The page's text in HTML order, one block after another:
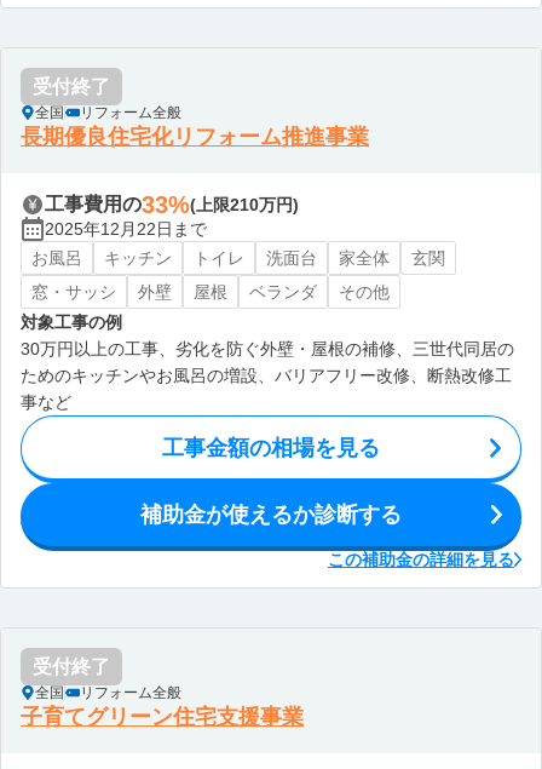
受付終了
全国 リフォーム全般
長期優良住宅化リフォーム推進事業
工事費用の33%(上限210万円)
2025年12月22日まで
お風呂
キッチン トイレ 洗面台 家全体
玄関
窓・サッシ
外壁 屋根 ベランダ
その他
対象工事の例
30万円以上の工事、劣化を防ぐ外壁・屋根の補修、三世代同居の
ためのキッチンやお風呂の増設、バリアフリー改修、断熱改修工
事など
工事金額の相場を見る
補助金が使えるか診断する
この補助金の詳細を見る
受付終了
全国 リフォーム全般
子育てグリーン住宅支援事業